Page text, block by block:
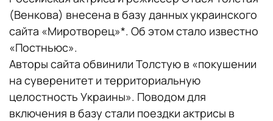
(Венкова) внесена в базу данных украинского
сайта «Миротворец»*. Об этом стало известно
«Постньюс».
Авторы сайта обвинили Толстую в «покушении
на суверенитет и территориальную
целостность Украины». Поводом для
включения в базу стали поездки актрисы в